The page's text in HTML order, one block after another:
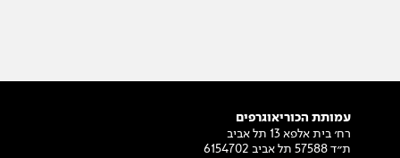
עמותת הכוריאוגרפים
רח׳ בית אלפא 13 תל אביב
ת״ד 57588 תל אביב 6154702